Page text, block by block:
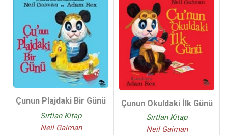
Çunun Plajdaki Bir Günü
Sırtlan Kitap
Neil Gaiman
Çunun Okuldaki İlk Günü
Sırtlan Kitap
Neil Gaiman